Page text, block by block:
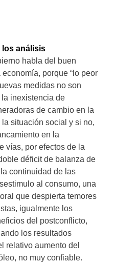
los análisis
habla del buen
porque “lo peor
medidas no son
inexistencia de
de cambio en la
situación social y si no,
en la
vías, por efectos de la
déficit de balanza de
continuidad de las
al consumo, una
que despierta temores
igualmente los
del postconflicto,
los resultados
relativo aumento del
no muy confiable.